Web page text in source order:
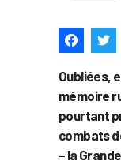
Oubliées,
mémoire
pourtant
combats
– la